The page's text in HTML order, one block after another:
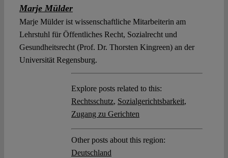
Marje Mülder
Marje Mülder ist wissenschaftliche Mitarbeiterin am
Lehrstuhl für Öffentliches Recht, Sozialrecht und
Gesundheitsrecht (Prof. Dr. Thorsten Kingreen) an der
Universität Regensburg.
Explore posts related to this:
Rechtsschutz, Sozialgerichtsbarkeit,
Zugang zu Gerichten
Other posts about this region:
Deutschland